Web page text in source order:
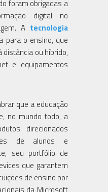
foram obrigadas a
digital no
A tecnologia
para o ensino, que
distância ou híbrido,
e equipamentos
que a educação
no mundo todo, a
direcionados
de alunos e
seu portfólio de
que garantem
de ensino por
da Microsoft